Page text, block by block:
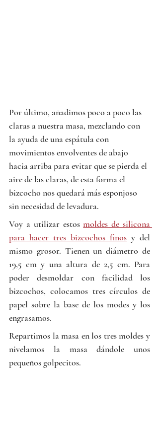
Por último, añadimos poco a poco las
claras a nuestra masa, mezclando con
la ayuda de una espátula con
movimientos envolventes de abajo
hacia arriba para evitar que se pierda el
aire de las claras, de esta forma el
bizcocho nos quedará más esponjoso
sin necesidad de levadura.
Voy a utilizar estos moldes de silicona
para hacer tres bizcochos finos y del
mismo grosor. Tienen un diámetro de
19,5 cm y una altura de 2,5 cm. Para
poder desmoldar con facilidad los
bizcochos, colocamos tres círculos de
papel sobre la base de los modes y los
engrasamos.
Repartimos la masa en los tres moldes y
nivelamos la masa dándole unos
pequeños golpecitos.